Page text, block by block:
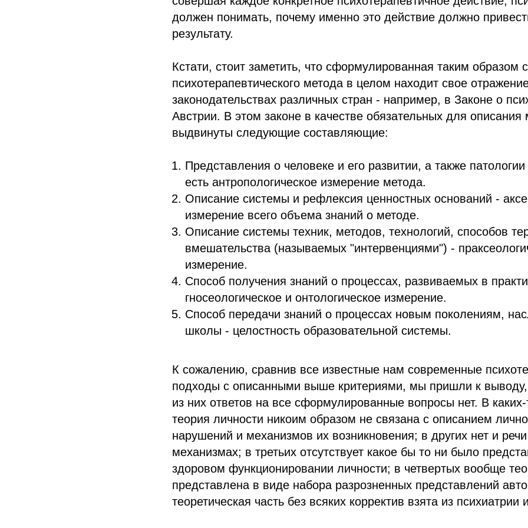
должен понимать, почему именно это действие должно
результату.
Кстати, стоит заметить, что сформулированная таким образом
психотерапевтического метода в целом находит свое
законодательствах различных стран - например, в Законе о
Австрии. В этом законе в качестве обязательных для описания
выдвинуты следующие составляющие:
Представления о человеке и его развитии, а также патологии
есть антропологическое измерение метода.
Описание системы и рефлексия ценностных оснований -
измерение всего объема знаний о методе.
Описание системы техник, методов, технологий, способов
вмешательства (называемых "интервенциями") -
измерение.
Способ получения знаний о процессах, развиваемых в
гносеологическое и онтологическое измерение.
Способ передачи знаний о процессах новым поколениям,
школы - целостность образовательной системы.
К сожалению, сравнив все известные нам современные
подходы с описанными выше критериями, мы пришли к
из них ответов на все сформулированные вопросы нет. В
теория личности никоим образом не связана с описанием
нарушений и механизмов их возникновения; в других нет и
механизмах; в третьих отсутствует какое бы то ни было
здоровом функционировании личности; в четвертых вообще
представлена в виде набора разрозненных представлений
теоретическая часть без всяких корректив взята из психиатрии